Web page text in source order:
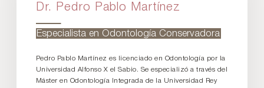
Dr. Pedro Pablo Martínez
Especialista en Odontología Conservadora
Pedro Pablo Martínez es licenciado en Odontología por la
Universidad Alfonso X el Sabio. Se especializó a través del
Máster en Odontología Integrada de la Universidad Rey